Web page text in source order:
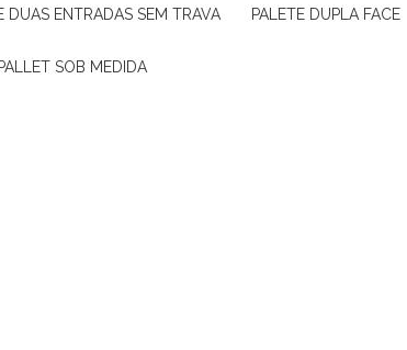
DUAS ENTRADAS SEM TRAVA PALETE DUPLA FACE
PALLET SOB MEDIDA